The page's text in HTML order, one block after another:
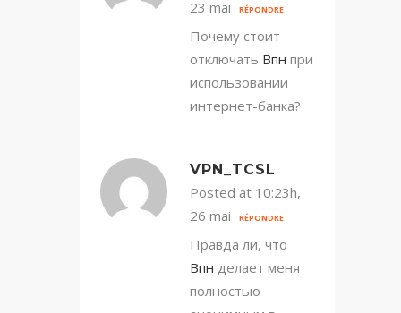
23 mai
RÉPONDRE
Почему стоит
отключать Впн при
использовании
интернет-банка?
VPN_TCSL
Posted at 10:23h,
26 mai
RÉPONDRE
Правда ли, что
Впн делает меня
полностью